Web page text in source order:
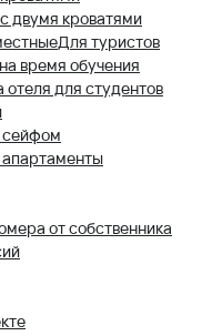
двумя кроватями
Для туристов
время обучения
для студентов
от собственника